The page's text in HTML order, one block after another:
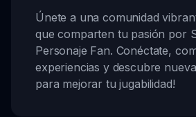
Únete a una comunidad
que comparten tu pasión por
Personaje Fan. Conéctate,
experiencias y descubre
para mejorar tu jugabilidad!